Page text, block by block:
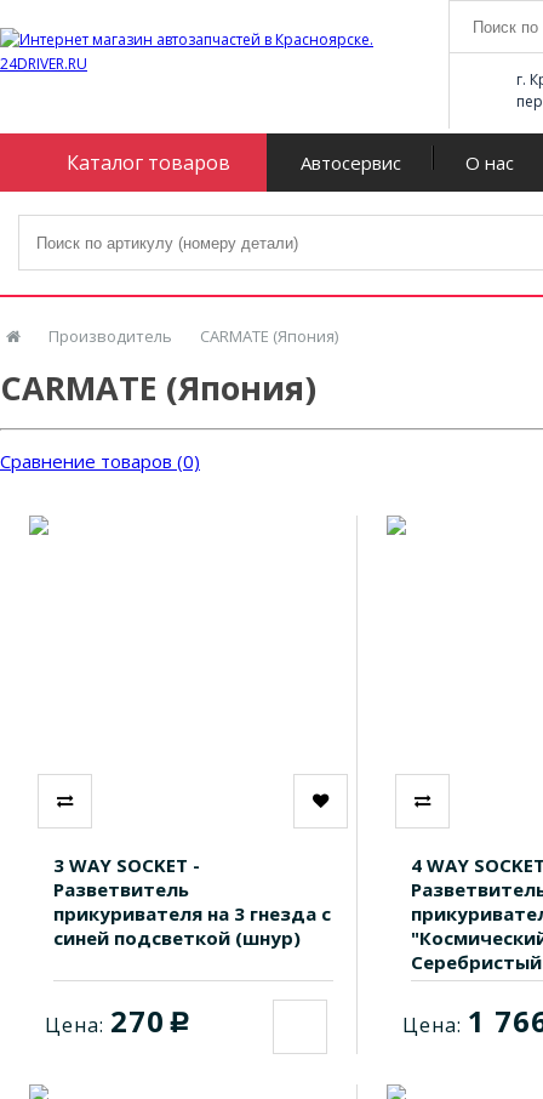
г.
Каталог товаров Автосервис О нас
Производитель CARMATE (Япония)
CARMATE (Япония)
Сравнение товаров (0)
3 WAY SOCKET -
Разветвитель
прикуривателя на 3 гнезда с
синей подсветкой (шнур)
Цена: 270 c
4 WAY
Серебристый
Цена: 1